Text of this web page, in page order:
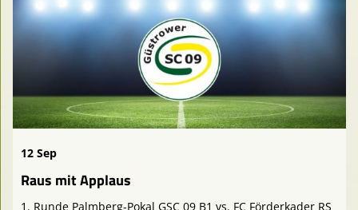
12 Sep
Raus mit Applaus
1. Runde Palmberg-Pokal GSC 09 B1 vs. FC Förderkader RS